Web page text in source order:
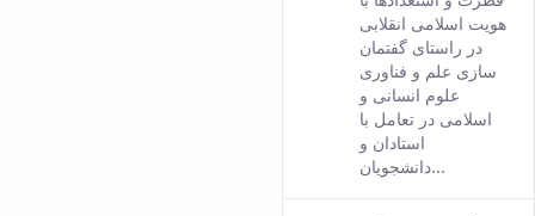
هویت اسلامی انقلابی
در راستای گفتمان
سازی علم و فناوری
علوم انسانی و
اسلامی در تعامل با
استادان و
دانشجویان...